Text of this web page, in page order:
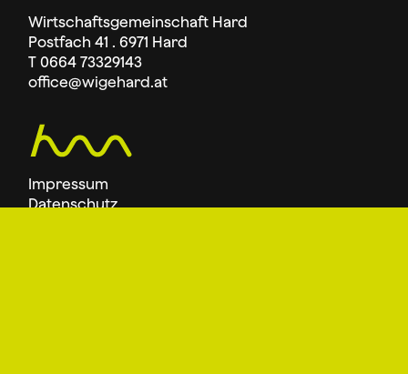
Wirtschaftsgemeinschaft Hard
Postfach 41 . 6971 Hard
T 0664 73329143
office@wigehard.at
Impressum
Datenschutz